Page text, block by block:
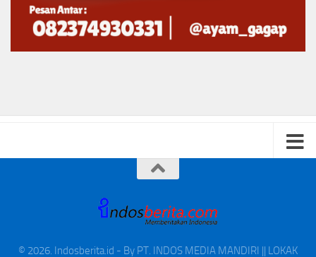
© 2026. Indosberita.id - By PT. INDOS MEDIA MANDIRI || LOKAK